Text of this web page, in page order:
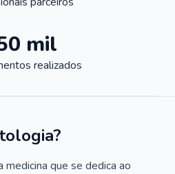
mil
realizados
que se dedica ao